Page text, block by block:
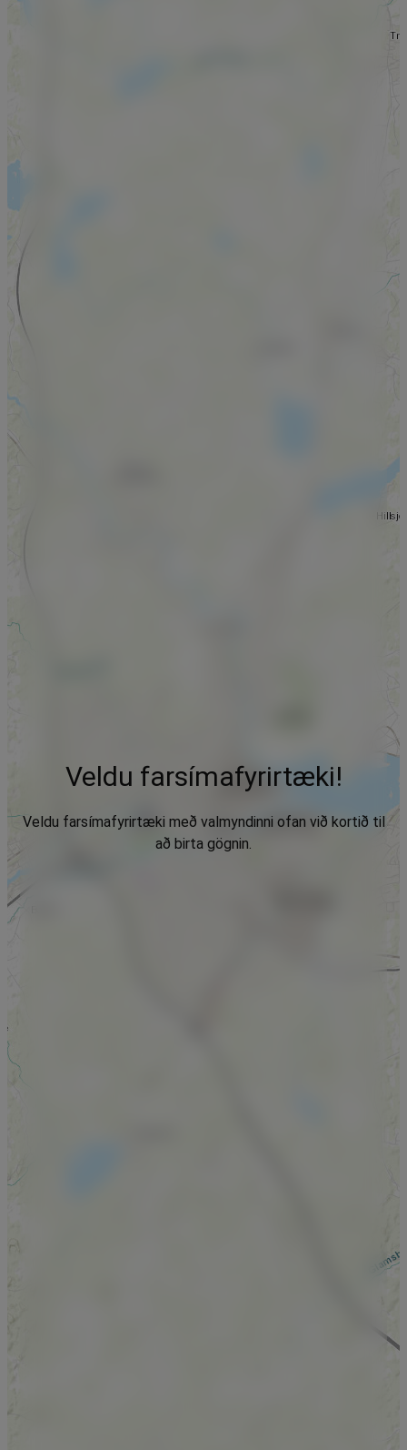
Veldu farsímafyrirtæki!
Veldu farsímafyrirtæki með valmyndinni ofan við kortið til
að birta gögnin.